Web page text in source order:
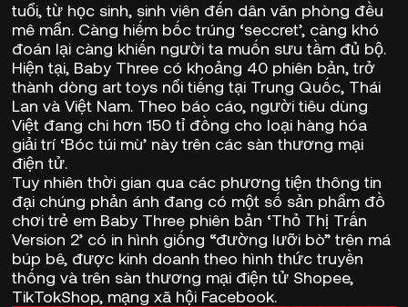
tuổi, từ học sinh, sinh viên đến dân văn phòng đều
mê mẩn. Càng hiếm bốc trúng ‘seccret’, càng khó
đoán lại càng khiến người ta muốn sưu tầm đủ bộ.
Hiện tại, Baby Three có khoảng 40 phiên bản, trở
thành dòng art toys nổi tiếng tại Trung Quốc, Thái
Lan và Việt Nam. Theo báo cáo, người tiêu dùng
Việt đang chi hơn 150 tỉ đồng cho loại hàng hóa
giải trí ‘Bóc túi mù’ này trên các sàn thương mại
điện tử.
Tuy nhiên thời gian qua các phương tiện thông tin
đại chúng phản ánh đang có một số sản phẩm đồ
chơi trẻ em Baby Three phiên bản ‘Thỏ Thị Trấn
Version 2’ có in hình giống “đường lưỡi bò” trên má
búp bê, được kinh doanh theo hình thức truyền
thống và trên sàn thương mại điện tử Shopee,
TikTokShop, mạng xã hội Facebook.